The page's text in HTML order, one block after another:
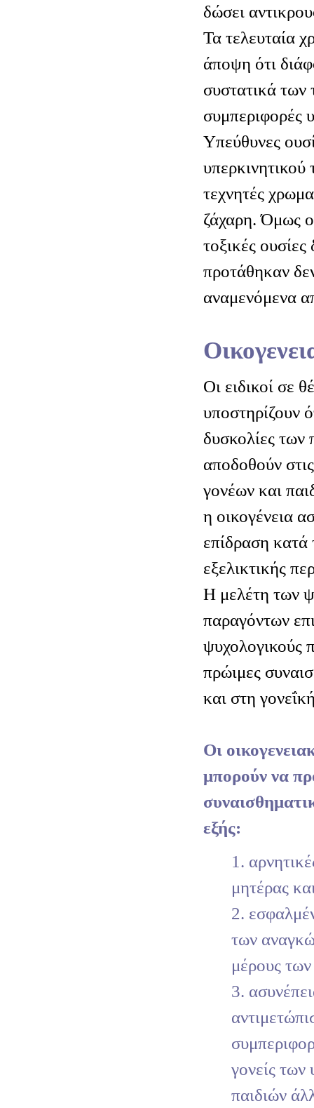
δώσει
Τα τελευταία
άποψη ότι
συστατικά
συμπεριφορές
Υπεύθυνες
τεχνητές
ζάχαρη. Όμως
τοξικές ουσίες
προτάθηκαν
αναμενόμενα
Οι ειδικοί σε
υποστηρίζουν
δυσκολίες των
αποδοθούν
γονέων και
η οικογένεια
επίδραση κατά
εξελικτικής
Η μελέτη των
παραγόντων
ψυχολογικούς
πρώιμες
και στη
Οι
μπορούν να
εξής:
1.
μητέρας
2.
των
μέρους
3.
γονείς των
παιδιών